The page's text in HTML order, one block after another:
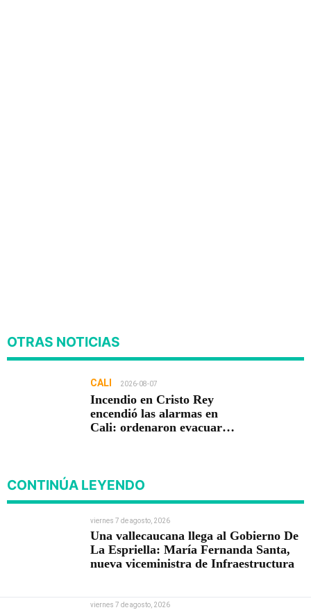
OTRAS NOTICIAS
CALI 2026-08-07
Incendio en Cristo Rey
encendió las alarmas en
Cali: ordenaron evacuar
CONTINÚA LEYENDO
viernes 7 de agosto, 2026
Una vallecaucana llega al Gobierno De
La Espriella: María Fernanda Santa,
nueva viceministra de Infraestructura
viernes 7 de agosto, 2026